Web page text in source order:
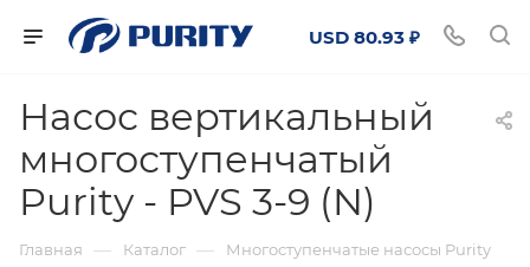
USD 80.93 ₽
Насос вертикальный
многоступенчатый
Purity - PVS 3-9 (N)
Главная — Каталог — Многоступенчатые насосы Purity